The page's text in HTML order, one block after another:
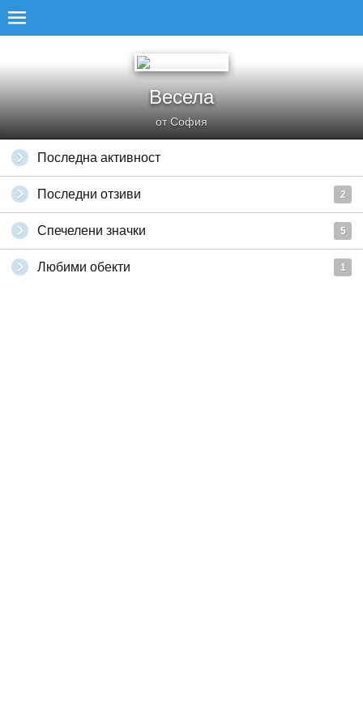
Весела
от София
Последна активност
Последни отзиви 2
Спечелени значки 5
Любими обекти 1